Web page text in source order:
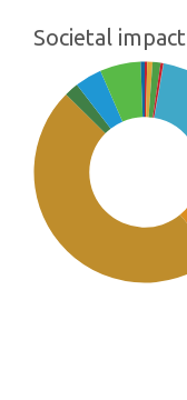
Societal impact